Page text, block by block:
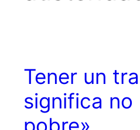
Tener un
significa no